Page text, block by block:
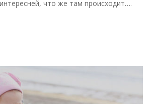
что же там происходит….